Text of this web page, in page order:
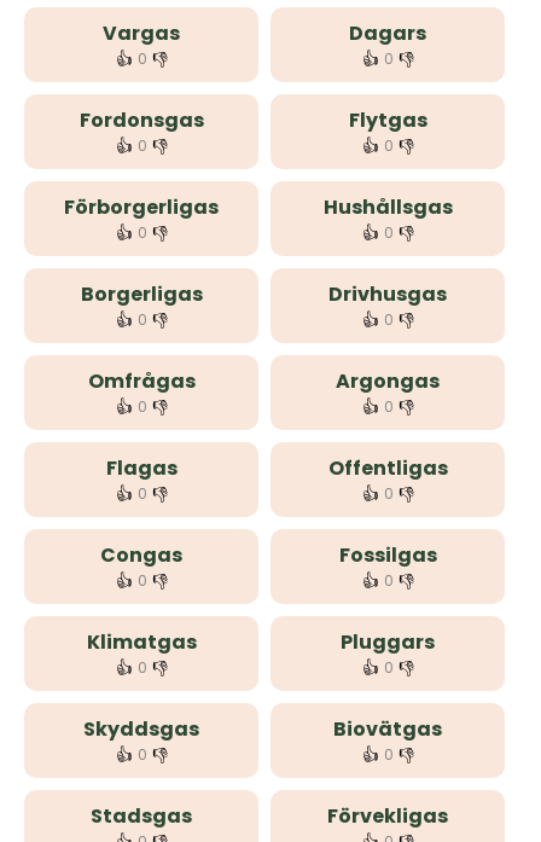
Vargas
👍 0 👎
Dagars
👍 0 👎
Fordonsgas
👍 0 👎
Flytgas
👍 0 👎
Förborgerligas
👍 0 👎
Hushållsgas
👍 0 👎
Borgerligas
👍 0 👎
Drivhusgas
👍 0 👎
Omfrågas
👍 0 👎
Argongas
👍 0 👎
Flagas
👍 0 👎
Offentligas
👍 0 👎
Congas
👍 0 👎
Fossilgas
👍 0 👎
Klimatgas
👍 0 👎
Pluggars
👍 0 👎
Skyddsgas
👍 0 👎
Biovätgas
👍 0 👎
Stadsgas Förvekligas